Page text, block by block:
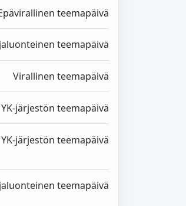
teemapäivä
teemapäivä
Virallinen teemapäivä
YK-järjestön teemapäivä
YK-järjestön teemapäivä
teemapäivä